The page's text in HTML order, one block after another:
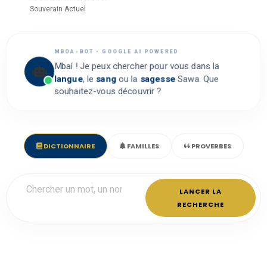
Souverain Actuel
MBOA-BOT • GOOGLE AI POWERED
Mbaí ! Je peux chercher pour vous dans la
langue, le sangou la sagesse Sawa. Que
souhaitez-vous découvrir ?
DICTIONNAIRE FAMILLES PROVERBES
LANCER LA
RECHERCHE